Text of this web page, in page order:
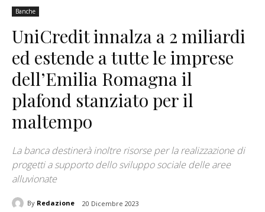
Banche
UniCredit innalza a 2 miliardi
ed estende a tutte le imprese
dell’Emilia Romagna il
plafond stanziato per il
maltempo
La banca destinerà inoltre risorse per la realizzazione di
progetti a supporto dello sviluppo sociale delle aree
alluvionate
By Redazione 20 Dicembre 2023